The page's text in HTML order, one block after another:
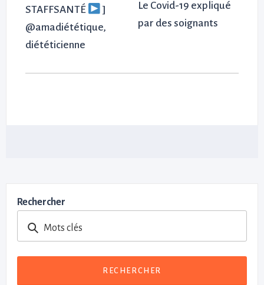
STAFFSANTÉ
]
@amadiététique,
diététicienne
Le Covid-19 expliqué
par des soignants
Rechercher
Mots clés
RECHERCHER